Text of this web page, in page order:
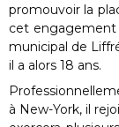
promouvoir la
cet engagement
municipal de
il a alors 18 ans.
à New-York, il